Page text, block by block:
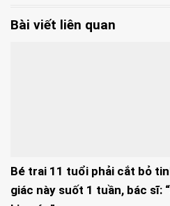
Bài viết liên quan
Bé trai 11 tuổi phải cắt bỏ
giác này suốt 1 tuần, bác sĩ: